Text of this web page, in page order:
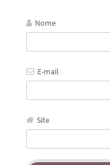
Nome
E-mail
Site